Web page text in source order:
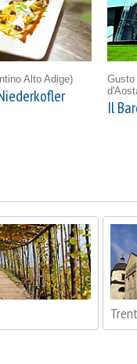
Alto Adige)
Gusto
Il